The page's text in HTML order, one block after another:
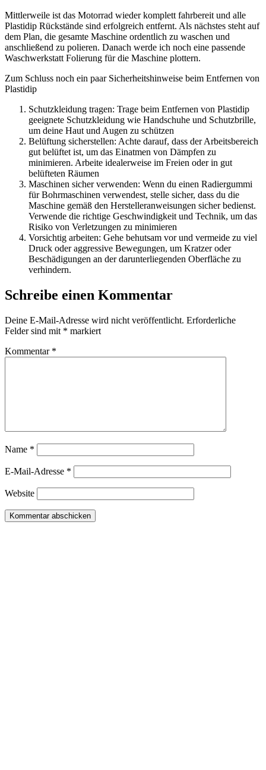
Mittlerweile ist das Motorrad wieder komplett fahrbereit und alle
Plastidip Rückstände sind erfolgreich entfernt. Als nächstes steht auf
dem Plan, die gesamte Maschine ordentlich zu waschen und
anschließend zu polieren. Danach werde ich noch eine passende
Waschwerkstatt Folierung für die Maschine plottern.
Zum Schluss noch ein paar Sicherheitshinweise beim Entfernen von
Plastidip
Schutzkleidung tragen: Trage beim Entfernen von Plastidip
geeignete Schutzkleidung wie Handschuhe und Schutzbrille,
um deine Haut und Augen zu schützen
Belüftung sicherstellen: Achte darauf, dass der Arbeitsbereich
gut belüftet ist, um das Einatmen von Dämpfen zu
minimieren. Arbeite idealerweise im Freien oder in gut
belüfteten Räumen
Maschinen sicher verwenden: Wenn du einen Radiergummi
für Bohrmaschinen verwendest, stelle sicher, dass du die
Maschine gemäß den Herstelleranweisungen sicher bedienst.
Verwende die richtige Geschwindigkeit und Technik, um das
Risiko von Verletzungen zu minimieren
Vorsichtig arbeiten: Gehe behutsam vor und vermeide zu viel
Druck oder aggressive Bewegungen, um Kratzer oder
Beschädigungen an der darunterliegenden Oberfläche zu
verhindern.
Schreibe einen Kommentar
Deine E-Mail-Adresse wird nicht veröffentlicht. Erforderliche
Felder sind mit * markiert
Kommentar *
Name *
E-Mail-Adresse *
Website